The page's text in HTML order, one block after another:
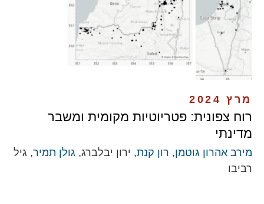
מרץ 2024
רוח צפונית: פטריוטיות מקומית ומשבר
מדינתי
מירב אהרון גוטמן, רון קנת, ירון יבלברג, גולן תמיר, גיל
רביבו